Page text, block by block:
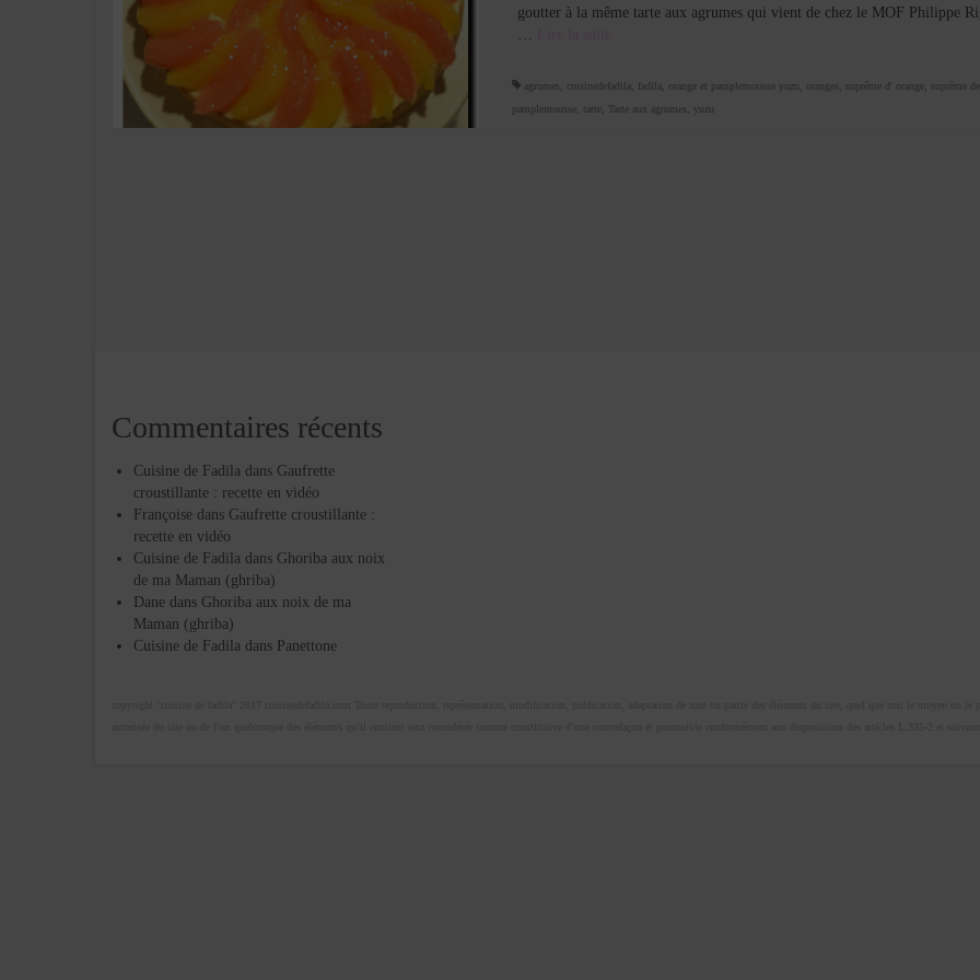
goutter à la même tarte aux agrumes qui vient de chez le MOF Philippe
…
agrumes, cuisinedefadila, fadila, orange et pamplemousse yuzu, oranges, suprême d' orange, suprême de
pamplemousse, tarte, Tarte aux agrumes, yuzu
Commentaires récents
Cuisine de Fadila dans Gaufrette
croustillante : recette en vidéo
Françoise dans Gaufrette croustillante :
recette en vidéo
Cuisine de Fadila dans Ghoriba aux noix
de ma Maman (ghriba)
Dane dans Ghoriba aux noix de ma
Maman (ghriba)
Cuisine de Fadila dans Panettone